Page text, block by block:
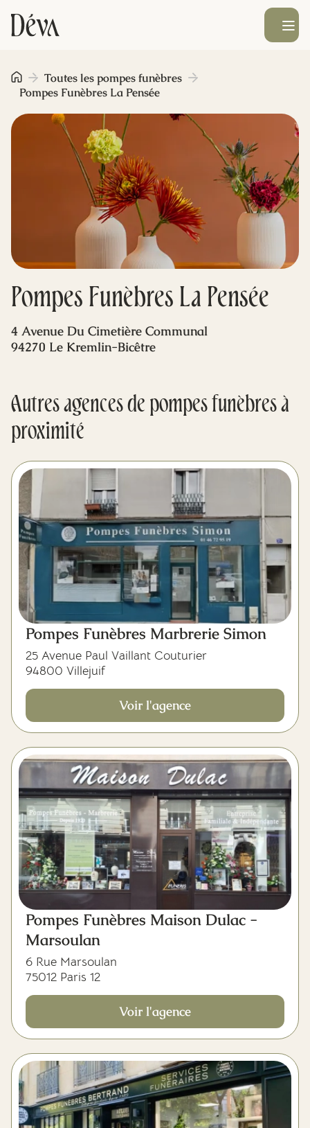
Obsèques
Prévoyance
Monument funéraire
Livraison de fleurs
Blog
Ouvrir le
Pompes Funèbres La Pensée
Toutes les pompes funèbres
Pompes Funèbres La Pensée
4 Avenue Du Cimetière Communal
94270 Le Kremlin-Bicêtre
Autres agences de pompes funèbres à
proximité
Pompes Funèbres Marbrerie Simon
25 Avenue Paul Vaillant Couturier
94800 Villejuif
Voir l'agence
Pompes Funèbres Maison Dulac -
Marsoulan
6 Rue Marsoulan
75012 Paris 12
Voir l'agence